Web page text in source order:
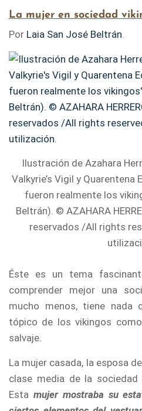
La mujer en sociedad
Por Laia San José Beltrán.
Ilustración de Azahara
Valkyrie’s Vigil y Quarentena
fueron realmente los
Beltrán). © AZAHARA
reservados /All rights
Éste es un tema
comprender mejor una
mucho menos, tiene
tópico de los vikingos
salvaje.
La mujer casada, la esposa
clase media de la sociedad
Esta mujer mostraba su